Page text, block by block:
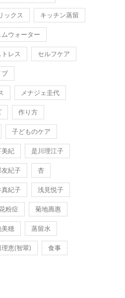
ックス キッチン蒸留
ムウォーター
トレス セルフケア
ブ
メナジェ圭代
作り方
子どものケア
美紀 是川理江子
友紀子 杏
真紀子 浅見悦子
粉症 菊地壽惠
美穂 蒸留水
恵(智翠) 食事